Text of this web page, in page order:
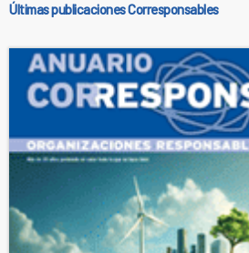
Últimas publicaciones Corresponsables